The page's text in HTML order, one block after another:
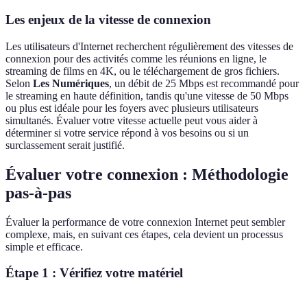
Les enjeux de la vitesse de connexion
Les utilisateurs d'Internet recherchent régulièrement des vitesses de
connexion pour des activités comme les réunions en ligne, le
streaming de films en 4K, ou le téléchargement de gros fichiers.
Selon Les Numériques, un débit de 25 Mbps est recommandé pour
le streaming en haute définition, tandis qu'une vitesse de 50 Mbps
ou plus est idéale pour les foyers avec plusieurs utilisateurs
simultanés. Évaluer votre vitesse actuelle peut vous aider à
déterminer si votre service répond à vos besoins ou si un
surclassement serait justifié.
Évaluer votre connexion : Méthodologie
pas-à-pas
Évaluer la performance de votre connexion Internet peut sembler
complexe, mais, en suivant ces étapes, cela devient un processus
simple et efficace.
Étape 1 : Vérifiez votre matériel